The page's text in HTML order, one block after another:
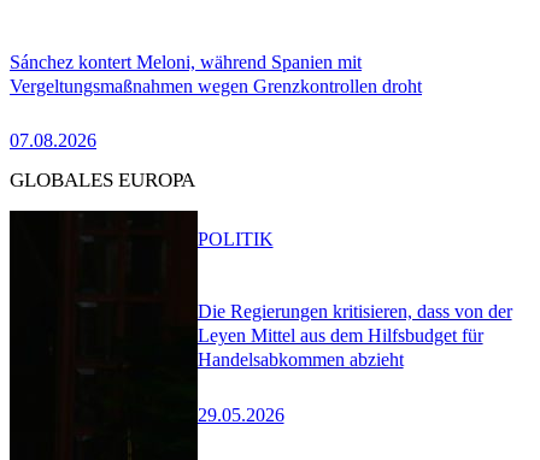
Sánchez kontert Meloni, während Spanien mit
Vergeltungsmaßnahmen wegen Grenzkontrollen droht
07.08.2026
GLOBALES EUROPA
Die Regierungen kritisieren, dass von der
Leyen Mittel aus dem Hilfsbudget für
Handelsabkommen abzieht
29.05.2026
POLITIK